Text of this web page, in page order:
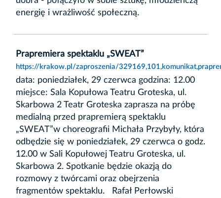
energię i wrażliwość społeczną.
Prapremiera spektaklu „SWEAT”
https://krakow.pl/zaproszenia/
data: poniedziałek, 29 czerwca godzina: 12.00
miejsce: Sala Kopułowa Teatru Groteska, ul.
Skarbowa 2 Teatr Groteska zaprasza na próbę
medialną przed prapremierą spektaklu
„SWEAT”w choreografii Michała Przybyły, która
odbędzie się w poniedziałek, 29 czerwca o godz.
12.00 w Sali Kopułowej Teatru Groteska, ul.
Skarbowa 2. Spotkanie będzie okazją do
rozmowy z twórcami oraz obejrzenia
fragmentów spektaklu. Rafał Perłowski